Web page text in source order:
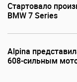
Стартовало
BMW 7 Series
Alpina
608-сильным